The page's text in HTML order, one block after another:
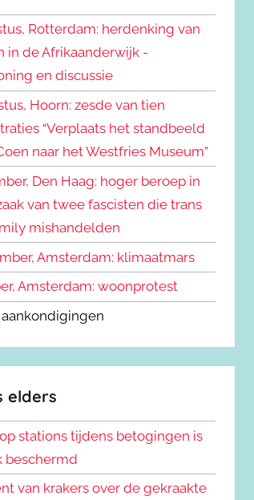
e
Rotterdam: herdenking van
in de Afrikaanderwijk -
en discussie
Hoorn: zesde van tien
“Verplaats het standbeeld
naar het Westfries Museum”
Den Haag: hoger beroep in
van twee fascisten die trans
mishandelden
Amsterdam: klimaatmars
Amsterdam: woonprotest
elders
stations tijdens betogingen is
beschermd
van krakers over de gekraakte